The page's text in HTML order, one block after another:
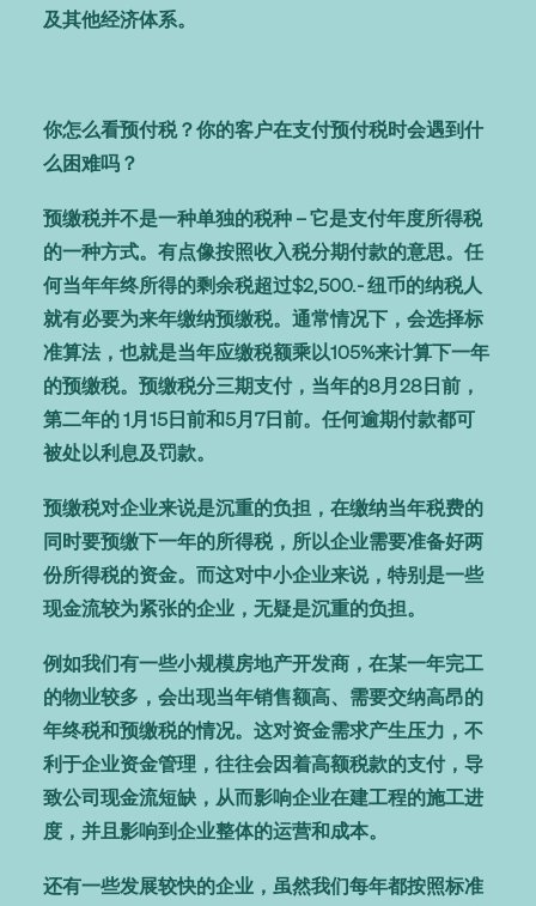
及其他经济体系。
你怎么看预付税？你的客户在支付预付税时会遇到什
么困难吗？
预缴税并不是一种单独的税种 – 它是支付年度所得税
的一种方式。有点像按照收入税分期付款的意思。任
何当年年终所得的剩余税超过$2,500.- 纽币的纳税人
就有必要为来年缴纳预缴税。通常情况下，会选择标
准算法，也就是当年应缴税额乘以105%来计算下一年
的预缴税。预缴税分三期支付，当年的8月28日前，
第二年的 1月15日前和5月7日前。任何逾期付款都可
被处以利息及罚款。
预缴税对企业来说是沉重的负担，在缴纳当年税费的
同时要预缴下一年的所得税，所以企业需要准备好两
份所得税的资金。而这对中小企业来说，特别是一些
现金流较为紧张的企业，无疑是沉重的负担。
例如我们有一些小规模房地产开发商，在某一年完工
的物业较多，会出现当年销售额高、需要交纳高昂的
年终税和预缴税的情况。这对资金需求产生压力，不
利于企业资金管理，往往会因着高额税款的支付，导
致公司现金流短缺，从而影响企业在建工程的施工进
度，并且影响到企业整体的运营和成本。
还有一些发展较快的企业，虽然我们每年都按照标准